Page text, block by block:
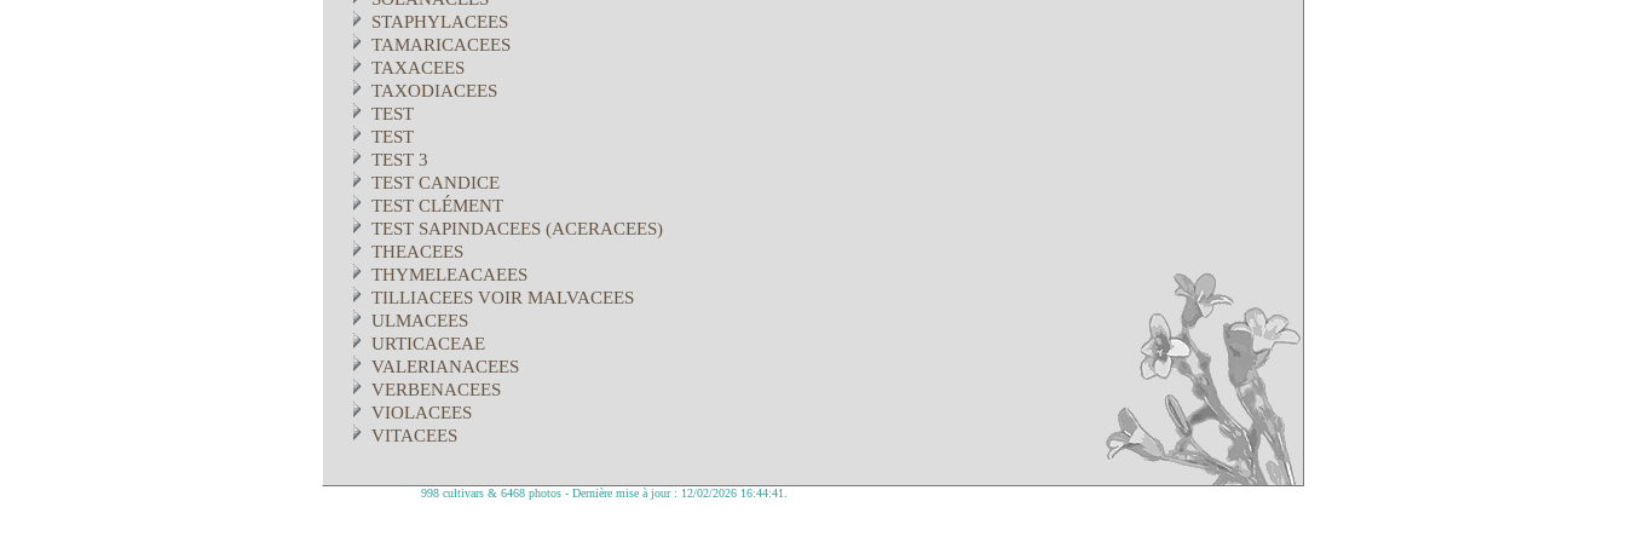
STAPHYLACEES
TAMARICACEES
TAXACEES
TAXODIACEES
TEST
TEST
TEST 3
TEST CANDICE
TEST CLÉMENT
TEST SAPINDACEES (ACERACEES)
THEACEES
THYMELEACAEES
TILLIACEES VOIR MALVACEES
ULMACEES
URTICACEAE
VALERIANACEES
VERBENACEES
VIOLACEES
VITACEES
998 cultivars & 6468 photos - Dernière mise à jour : 12/02/2026 16:44:41.